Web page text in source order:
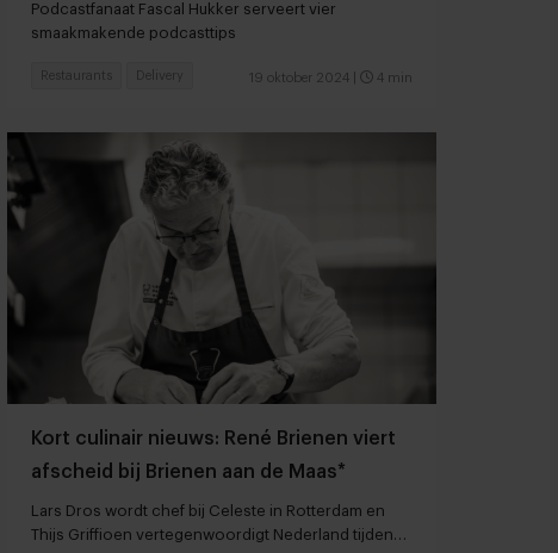
Podcastfanaat Fascal Hukker serveert vier
smaakmakende podcasttips
19 oktober 2024 4 min
Restaurants Delivery
Kort culinair nieuws: René Brienen viert
afscheid bij Brienen aan de Maas*
Lars Dros wordt chef bij Celeste in Rotterdam en
Thijs Griffioen vertegenwoordigt Nederland tijdens